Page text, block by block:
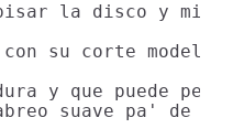
la disco y mi
su corte
y que puede
suave pa' de